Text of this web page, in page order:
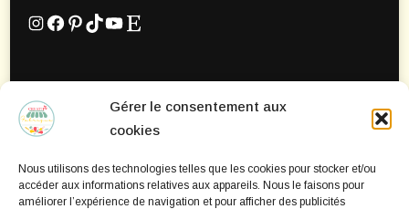
Gérer le consentement aux
cookies
Nous utilisons des technologies telles que les cookies pour stocker et/ou
accéder aux informations relatives aux appareils. Nous le faisons pour
améliorer l’expérience de navigation et pour afficher des publicités
Instagram
Facebook
Pinterest
TikTok
YouTube
Mentions Légales
Politique de cookies